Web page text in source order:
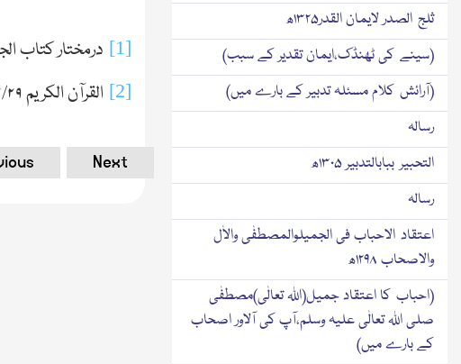
[1] درمختار کتاب
[2] القرآن الکریم۲۹ /۲
Next
ثلج الصدر لایمان القدر۱۳۲۵ھ
(سینے کی ٹھنڈک،ایمان تقدیر کے سبب)
(آرائش کلام مسئلہ تدبیر کے بارے میں)
رسالہ
التحبیر ببابالتدبیر ۱۳۰۵ھ
رسالہ
اعتقاد الاحباب فی الجمیلوالمصطفٰی والاٰل
والاصحاب ۱۲۹۸ھ
(احباب کا اعتقاد جمیل(اﷲ تعالٰی)مصطفٰی
صلی اﷲ تعالٰی علیہ وسلم،آپ کی آلاور اصحاب
کے بارے میں)